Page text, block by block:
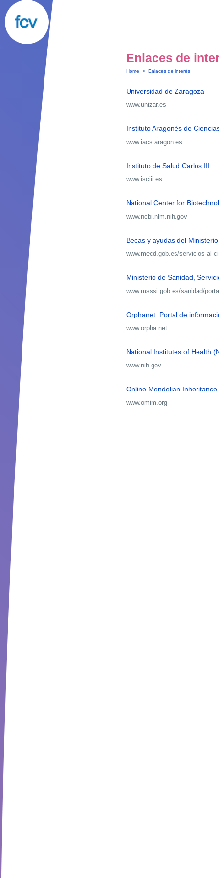
Enlaces de
Home > Enlaces de interés
Universidad de Zaragoza
www.unizar.es
Instituto Aragonés de
www.iacs.aragon.es
Instituto de Salud Carlos III
www.isciii.es
National Center for
www.ncbi.nlm.nih.gov
Becas y ayudas del
www.mecd.gob.es/servicios-al-
Ministerio de Sanidad,
www.msssi.gob.es/sanidad/
Orphanet. Portal de
www.orpha.net
National Institutes of Health
www.nih.gov
Online Mendelian
www.omim.org